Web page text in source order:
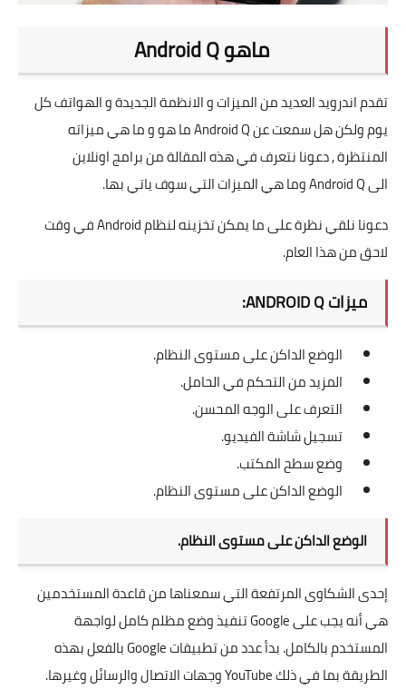
ماهو Android Q
تقدم اندرويد العديد من الميزات و الانظمة الجديدة و الهواتف كل
يوم ولكن هل سمعت عن Android Q ما هو و ما هي ميزاته
المنتظرة , دعونا نتعرف في هذه المقالة من برامج اونلاين
الى Android Q وما هي الميزات التي سوف ياتي بها.
دعونا نلقي نظرة على ما يمكن تخزينه لنظام Android في وقت
لاحق من هذا العام.
ميزات ANDROID Q:
الوضع الداكن على مستوى النظام.
المزيد من التحكم في الحامل.
التعرف على الوجه المحسن.
تسجيل شاشة الفيديو.
وضع سطح المكتب.
الوضع الداكن على مستوى النظام.
الوضع الداكن على مستوى النظام.
إحدى الشكاوى المرتفعة التي سمعناها من قاعدة المستخدمين
هي أنه يجب على Google تنفيذ وضع مظلم كامل لواجهة
المستخدم بالكامل. بدأ عدد من تطبيقات Google بالفعل بهذه
الطريقة بما في ذلك YouTube وجهات الاتصال والرسائل وغيرها.